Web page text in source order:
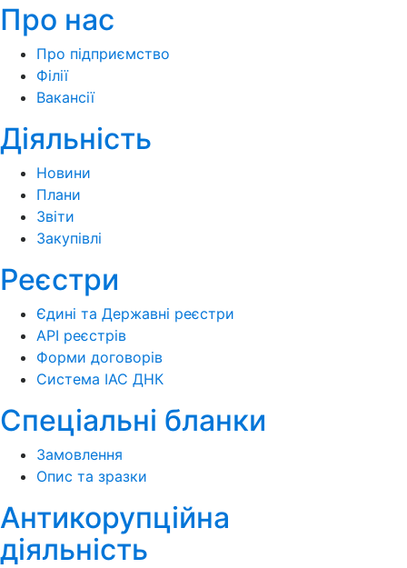
Про нас
Про підприємство
Філії
Вакансії
Діяльність
Новини
Плани
Звіти
Закупівлі
Реєстри
Єдині та Державні реєстри
API реєстрів
Форми договорів
Система ІАС ДНК
Спеціальні бланки
Замовлення
Опис та зразки
Антикорупційна
діяльність